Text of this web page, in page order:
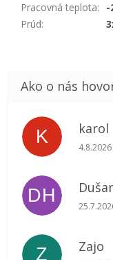
Pracovná teplota:
-
Prúd:
K karol
4.8.2026
DH
Z Zajo